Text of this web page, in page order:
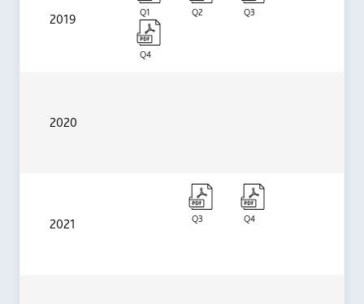
2019 Q1 Q2 Q3
Q4
2020
2021 Q3 Q4